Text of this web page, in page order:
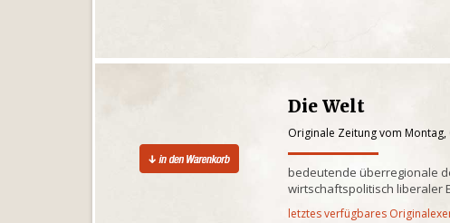
Die Welt
Originale Zeitung vom Montag,
bedeutende überregionale
wirtschaftspolitisch liberaler
letztes verfügbares